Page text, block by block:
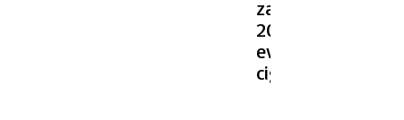
za
200.000
evrov
cigaret